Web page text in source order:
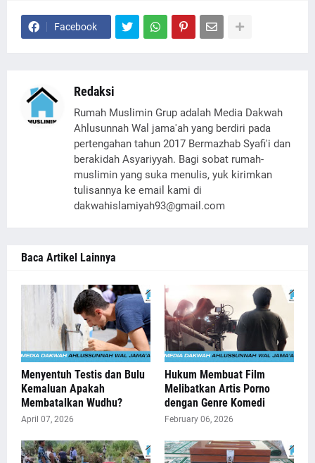
Facebook
Redaksi
Rumah Muslimin Grup adalah Media Dakwah
Ahlusunnah Wal jama'ah yang berdiri pada
pertengahan tahun 2017 Bermazhab Syafi'i dan
berakidah Asyariyyah. Bagi sobat rumah-
muslimin yang suka menulis, yuk kirimkan
tulisannya ke email kami di
dakwahislamiyah93@gmail.com
Baca Artikel Lainnya
Menyentuh Testis dan Bulu
Kemaluan Apakah
Membatalkan Wudhu?
April 07, 2026
Hukum Membuat Film
Melibatkan Artis Porno
dengan Genre Komedi
February 06, 2026